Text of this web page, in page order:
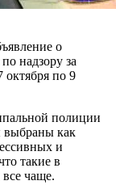
о
надзору за
октября по 9
полиции
выбраны как
и
такие в
чаще.